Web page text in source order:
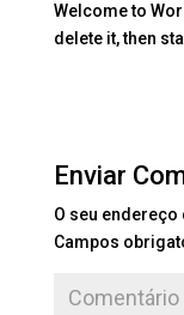
Welcome to
delete it, then
Enviar
O seu
Campos